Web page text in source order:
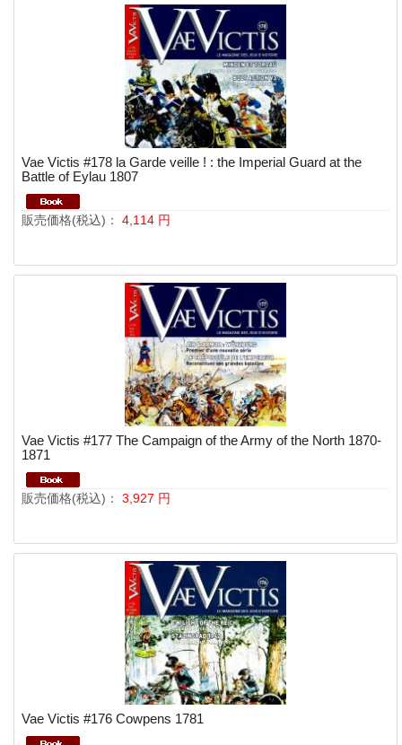
Vae Victis #178 la Garde veille ! : the Imperial Guard at the
Battle of Eylau 1807
販売価格(税込)： 4,114 円
Vae Victis #177 The Campaign of the Army of the North 1870-
1871
販売価格(税込)： 3,927 円
Vae Victis #176 Cowpens 1781